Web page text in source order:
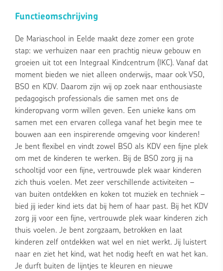
Functieomschrijving
De Mariaschool in Eelde maakt deze zomer een grote
stap: we verhuizen naar een prachtig nieuw gebouw en
groeien uit tot een Integraal Kindcentrum (IKC). Vanaf dat
moment bieden we niet alleen onderwijs, maar ook VSO,
BSO en KDV. Daarom zijn wij op zoek naar enthousiaste
pedagogisch professionals die samen met ons de
kinderopvang vorm willen geven. Een unieke kans om
samen met een ervaren collega vanaf het begin mee te
bouwen aan een inspirerende omgeving voor kinderen!
Je bent flexibel en vindt zowel BSO als KDV een fijne plek
om met de kinderen te werken. Bij de BSO zorg jij na
schooltijd voor een fijne, vertrouwde plek waar kinderen
zich thuis voelen. Met zeer verschillende activiteiten –
van buiten ontdekken en koken tot muziek en techniek –
bied jij ieder kind iets dat bij hem of haar past. Bij het KDV
zorg jij voor een fijne, vertrouwde plek waar kinderen zich
thuis voelen. Je bent zorgzaam, betrokken en laat
kinderen zelf ontdekken wat wel en niet werkt. Jij luistert
naar en ziet het kind, wat het nodig heeft en wat het kan.
Je durft buiten de lijntjes te kleuren en nieuwe